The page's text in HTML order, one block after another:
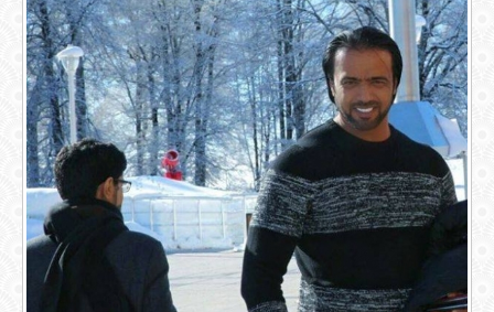
TWITTER
FACEBOOK